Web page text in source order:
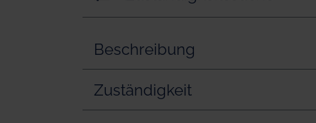
Beschreibung
Zuständigkeit